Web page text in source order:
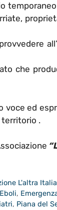
che
voce ed
territorio .
L'altra Italia
Eboli,
, Piana del